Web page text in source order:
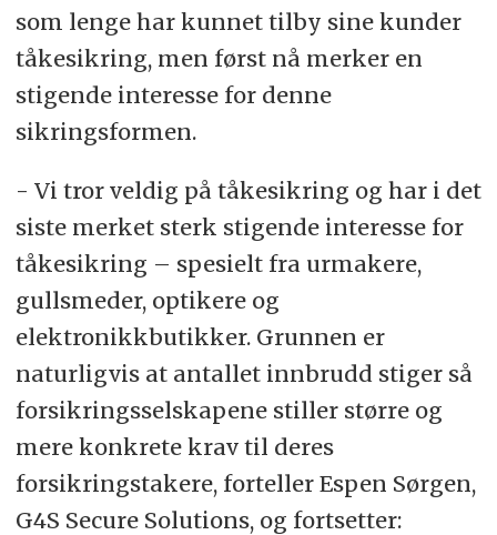
som lenge har kunnet tilby sine kunder
tåkesikring, men først nå merker en
stigende interesse for denne
sikringsformen.
- Vi tror veldig på tåkesikring og har i det
siste merket sterk stigende interesse for
tåkesikring – spesielt fra urmakere,
gullsmeder, optikere og
elektronikkbutikker. Grunnen er
naturligvis at antallet innbrudd stiger så
forsikringsselskapene stiller større og
mere konkrete krav til deres
forsikringstakere, forteller Espen Sørgen,
G4S Secure Solutions, og fortsetter: